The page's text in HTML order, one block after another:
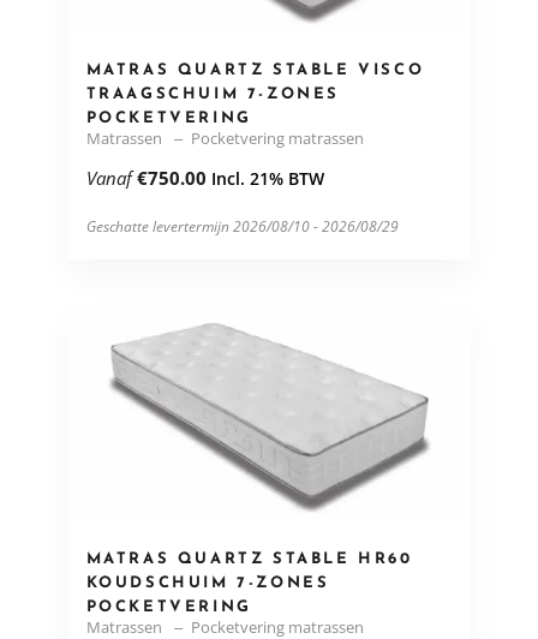
MATRAS QUARTZ STABLE VISCO
TRAAGSCHUIM 7-ZONES
POCKETVERING
Matrassen Pocketvering matrassen
Vanaf €750.00 Incl. 21% BTW
Geschatte levertermijn 2026/08/10 - 2026/08/29
MATRAS QUARTZ STABLE HR60
KOUDSCHUIM 7-ZONES
POCKETVERING
Matrassen Pocketvering matrassen